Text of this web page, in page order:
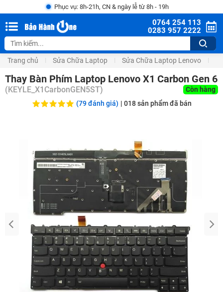
Phục vụ: 8h-21h, CN & ngày lễ từ 8h - 19h
0764 254 113
0283 957 2222
Trang chủ Sửa Chữa Laptop Sửa Chữa Laptop Lenovo
Thay Bàn Phím Laptop Lenovo X1 Carbon Gen 6
(KEYLE_X1CarbonGEN5ST)
Còn hàng
(79 đánh giá) | 018sản phẩm đã bán